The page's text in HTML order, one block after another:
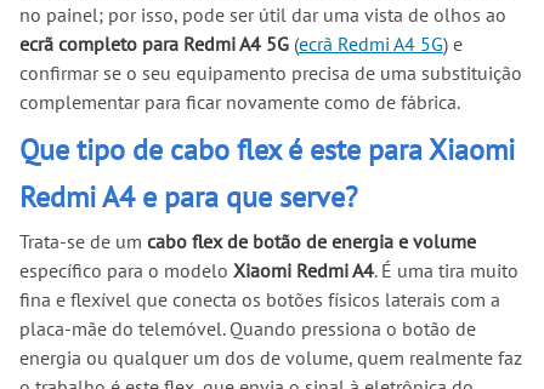
no painel; por isso, pode ser útil dar uma vista de olhos ao
ecrã completo para Redmi A4 5G (ecrã Redmi A4 5G) e
confirmar se o seu equipamento precisa de uma substituição
complementar para ficar novamente como de fábrica.
Que tipo de cabo flex é este para Xiaomi
Redmi A4 e para que serve?
Trata-se de um cabo flex de botão de energia e volume
específico para o modelo Xiaomi Redmi A4. É uma tira muito
fina e flexível que conecta os botões físicos laterais com a
placa-mãe do telemóvel. Quando pressiona o botão de
energia ou qualquer um dos de volume, quem realmente faz